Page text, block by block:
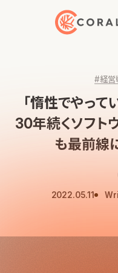
トップページへ
#経営
「惰性でやって
30年続くソフト
も最前線
2022.05.11